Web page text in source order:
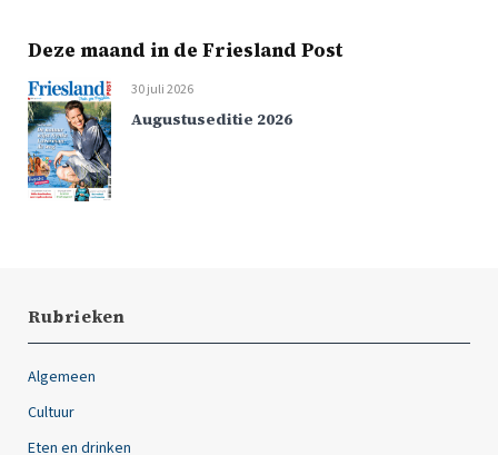
Deze maand in de Friesland Post
30 juli 2026
Augustuseditie 2026
Rubrieken
Algemeen
Cultuur
Eten en drinken